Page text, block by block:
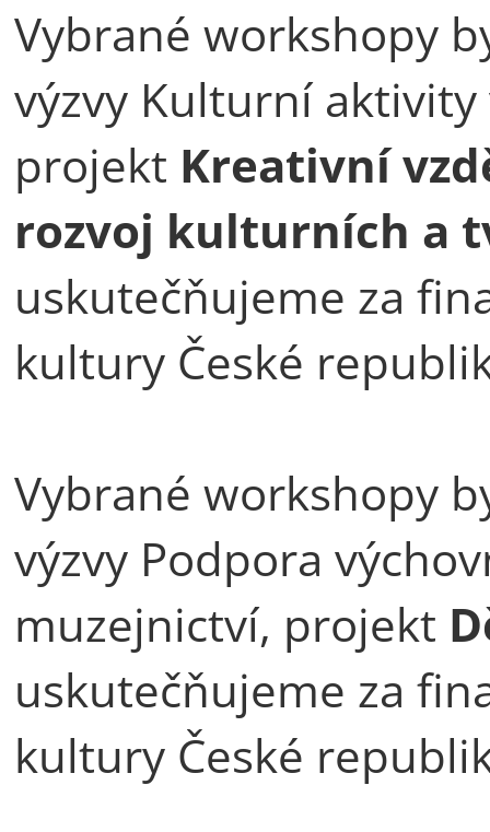
Vybrané workshopy
výzvy Kulturní
projekt Kreativní
rozvoj kulturních a
uskutečňujeme za
kultury České
Vybrané workshopy
výzvy Podpora
muzejnictví, projekt
uskutečňujeme za
kultury České